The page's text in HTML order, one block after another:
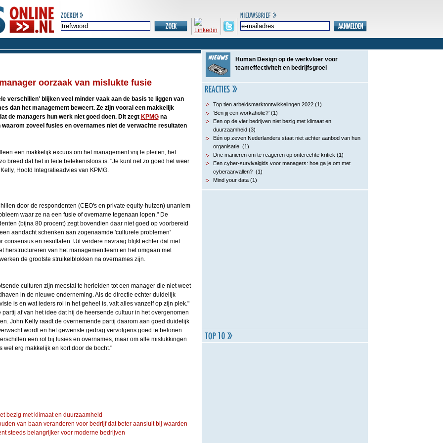
oorzaak van mislukte fusie
verschillen' blijken veel minder vaak aan de basis te liggen van
dan het management beweert. Ze zijn vooral een makkelijk
de managers hun werk niet goed doen. Dit zegt KPMGna
zoveel fusies en overnames niet de verwachte resultaten
een makkelijk excuus om het management vrij te pleiten, het
breed dat het in feite betekenisloos is. "Je kunt net zo goed het weer
Hoofd Integratieadvies van KPMG.
door de respondenten (CEO's en private equity-huizen) unaniem
waar ze na een fusie of overname tegenaan lopen." De
(bijna 80 procent) zegt bovendien daar niet goed op voorbereid
aandacht schenken aan zogenaamde 'culturele problemen'
consensus en resultaten. Uit verdere navraag blijkt echter dat niet
herstructureren van het managementteam en het omgaan met
de grootste struikelblokken na overnames zijn.
culturen zijn meestal te herleiden tot een manager die niet weet
in de nieuwe onderneming. Als de directie echter duidelijk
is en wat ieders rol in het geheel is, valt alles vanzelf op zijn plek."
af van het idee dat hij de heersende cultuur in het overgenomen
John Kelly raadt de overnemende partij daarom aan goed duidelijk
wordt en het gewenste gedrag vervolgens goed te belonen.
een rol bij fusies en overnames, maar om alle mislukkingen
wel erg makkelijk en kort door de bocht."
bezig met klimaat en duurzaamheid
van baan veranderen voor bedrijf dat beter aansluit bij waarden
steeds belangrijker voor moderne bedrijven
Human Design op de werkvloer voor
teameffectiviteit en bedrijfsgroei
Top tien arbeidsmarktontwikkelingen 2022 (1)
‘Ben jij een workaholic?’ (1)
Een op de vier bedrijven niet bezig met klimaat en
duurzaamheid (3)
Eén op zeven Nederlanders staat niet achter aanbod van hun
organisatie (1)
Drie manieren om te reageren op onterechte kritiek (1)
Een cyber-survivalgids voor managers: hoe ga je om met
cyberaanvallen? (1)
Mind your data (1)